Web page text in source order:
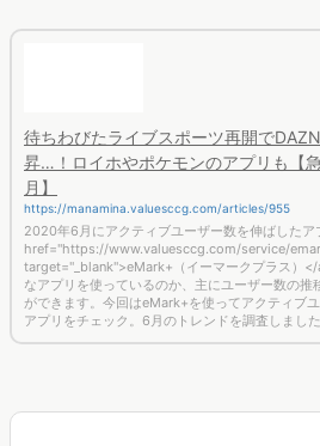
いは？今回はそんな「Shopify」の動向を探りま
待ちわびたライブスポーツ再開で
昇…！ロイホやポケモンのアプリも【
月】
https://manamina.valuesccg.com/articles/955
2020年6月にアクティブユーザー数を伸ばした
href="https://www.valuesccg.com/service/
target="_blank">eMark+（イーマークプラス）</
なアプリを使っているのか、主にユーザー数の推